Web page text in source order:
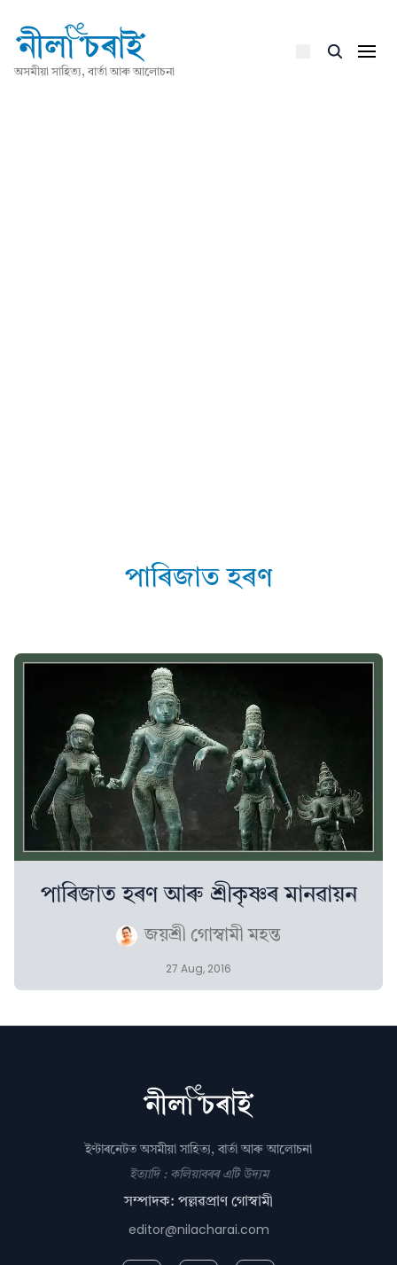
অসমীয়া সাহিত্য, বাৰ্তা আৰু আলোচনা
পাৰিজাত হৰণ
পাৰিজাত হৰণ আৰু শ্রীকৃষ্ণৰ মানৱায়ন
জয়শ্ৰী গোস্বামী মহন্ত
27 Aug, 2016
ইণ্টাৰনেটত অসমীয়া সাহিত্য, বাৰ্তা আৰু আলোচনা
ইত্যাদি : কলিয়াবৰৰ এটি উদ্যম
সম্পাদক: পল্লৱপ্ৰাণ গোস্বামী
editor@nilacharai.com